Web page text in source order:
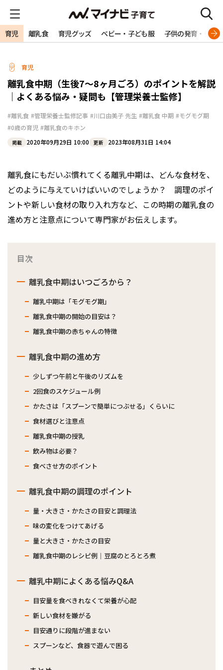
育児 離乳食 育児グッズ ベビー・子ども服 子供の発育・発達
育児
離乳食中期（生後7～8ヶ月ごろ）のポイントを解説
｜よくある悩み・疑問も【管理栄養士監修】
#離乳食 #管理栄養士監修記事 #川口由美子 先生 #離乳食 中期 #モグモグ期
#0歳の育児 #離乳食のキホン
掲載 2020年09月29日 10:00 更新 2023年08月31日 14:04
離乳食にもだいぶ慣れてくる離乳中期は、どんな食材を、
どのように与えていけばいいのでしょうか？ 調理のポイ
ントや新しい食材の取り入れ方など、この時期の離乳食の
進め方と注意点について専門家がお伝えします。
目次
離乳食中期はいつごろから？
離乳中期は「モグモグ期」
離乳食中期の開始の目安は？
離乳食中期の赤ちゃんの特徴
離乳食中期の進め方
少しずつ午前と午後のリズムを
2回食のスケジュール例
かたさは「スプーンで簡単につぶせる」くらいに
食材選びと注意点
離乳食中期の授乳
飲み物は必要？
食べさせ方のポイント
離乳食中期の調理のポイント
量・大きさ・かたさの目安と調理法
味の変化をつけてあげる
量と大きさ・かたさの目安
離乳食中期のレシピ例｜豆腐のとろとろ煮
離乳中期によくある悩みQ&A
目安量を食べきれなくて栄養が心配
新しい食材を嫌がる
目安通りに段階が進まない
スプーンなど、食器で遊んで困る